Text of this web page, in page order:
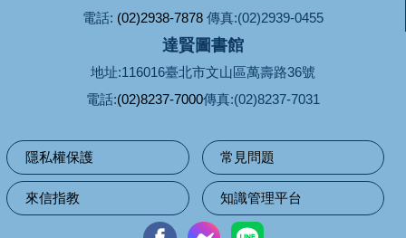
電話: (02)2938-7878 傳真:(02)2939-0455
達賢圖書館
地址:116016臺北市文山區萬壽路36號
電話:(02)8237-7000傳真:(02)8237-7031
隱私權保護 常見問題
來信指教 知識管理平台